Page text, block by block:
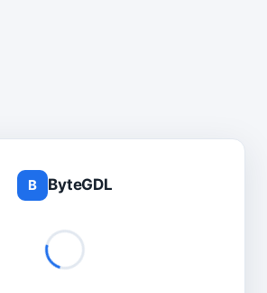
B ByteGDL